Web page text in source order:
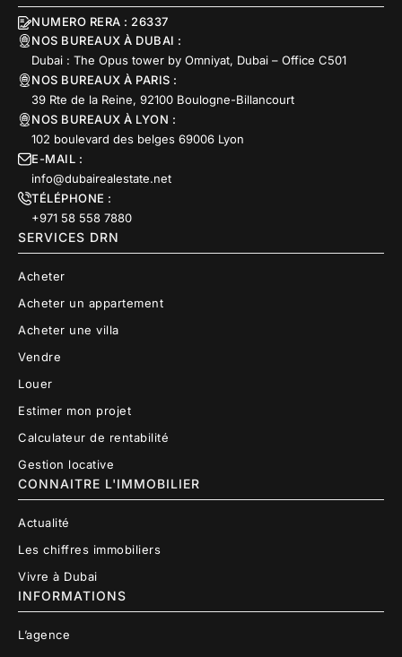
NUMERO RERA : 26337
NOS BUREAUX À DUBAI :
Dubai : The Opus tower by Omniyat, Dubai – Office C501
NOS BUREAUX À PARIS :
39 Rte de la Reine, 92100 Boulogne-Billancourt
NOS BUREAUX À LYON :
102 boulevard des belges 69006 Lyon
E-MAIL :
info@dubairealestate.net
TÉLÉPHONE :
+971 58 558 7880
SERVICES DRN
Acheter
Acheter un appartement
Acheter une villa
Vendre
Louer
Estimer mon projet
Calculateur de rentabilité
Gestion locative
CONNAITRE L'IMMOBILIER
Actualité
Les chiffres immobiliers
Vivre à Dubai
INFORMATIONS
L’agence